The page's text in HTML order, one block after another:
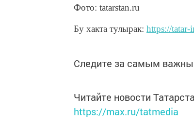
Фото: tatarstan.ru
Бу хакта тулырак: https://
Следите за самым
Читайте новости
https://max.ru/tatmedia